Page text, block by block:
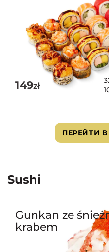
149zł
ПЕРЕЙТИ
Sushi
Gunkan ze
krabem